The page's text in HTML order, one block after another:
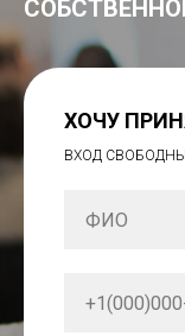
ХОЧУ
ВХОД